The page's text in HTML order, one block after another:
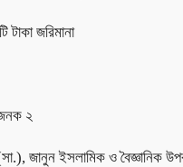
টাকা জরিমানা
২
জানুন ইসলামিক ও বৈজ্ঞানিক